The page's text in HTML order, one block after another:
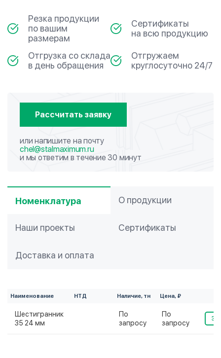
Резка продукции
по вашим
размерам
Сертификаты
на всю продукцию
Отгрузка со склада
в день обращения
Отгружаем
круглосуточно 24/7
Рассчитать заявку
или напишите на почту
chel@stalmaximum.ru
и мы ответим в течение 30 минут
Номенклатура О продукции
Наши проекты Сертификаты
Доставка и оплата
Наименование НТД Наличие, тн Цена, ₽
Шестигранник
35 24 мм
По
запросу
По
запросу